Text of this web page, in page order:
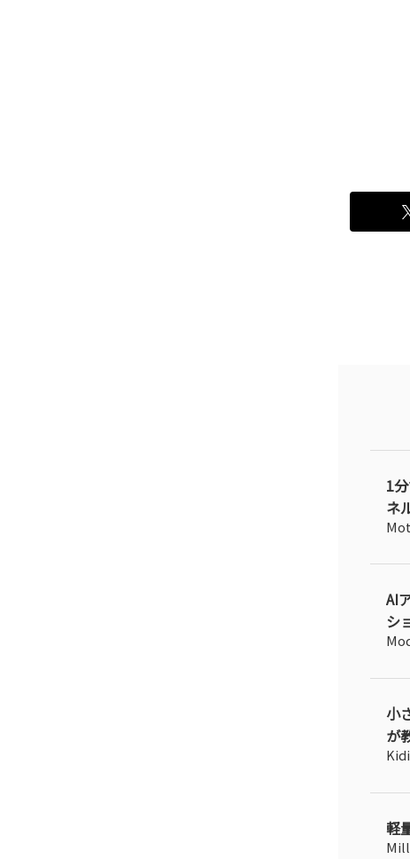
1
ネ
AI
シ
小
が
軽